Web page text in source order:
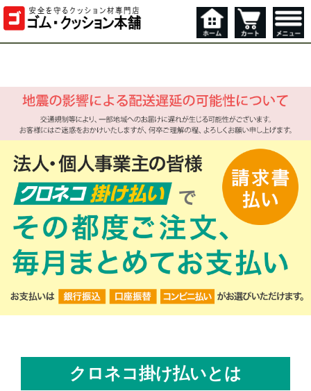
クロネコ掛け払いとは
【運営会社】和気産業株式会社EC事業部
2022年に創業100周年を迎えました。 創業時は鍋や釜といった家庭
日用品を扱っていましたが、1970年代（昭和40年代）に当時の和気
博史専務（二代目）がカナダのモントリオール博でDIYを知り、こ